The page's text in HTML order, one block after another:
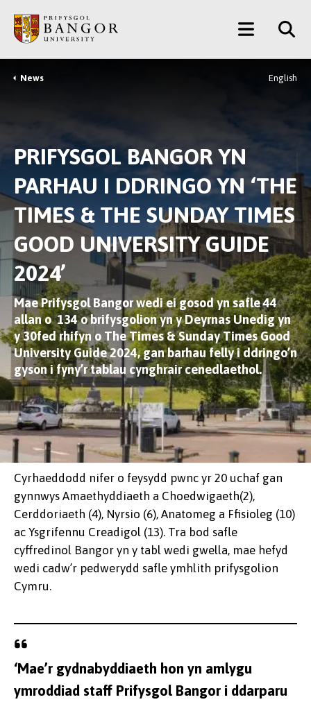
Prif
Gynnwys
Main
Menu
Breadcrumb
News English
PRIFYSGOL BANGOR YN
PARHAU I DDRINGO YN ‘THE
TIMES & THE SUNDAY TIMES
GOOD UNIVERSITY GUIDE
2024’
Mae Prifysgol Bangor wedi ei gosod yn safle 44
allan o 134 o brifysgolion yn y Deyrnas Unedig yn
y 30fed rhifyn o The Times & Sunday Times Good
University Guide 2024, gan barhau felly i ddringo’n
gyson i fyny’r tablau cynghrair cenedlaethol.
Cyrhaeddodd nifer o feysydd pwnc yr 20 uchaf gan
gynnwys Amaethyddiaeth a Choedwigaeth(2),
Cerddoriaeth (4), Nyrsio (6), Anatomeg a Ffisioleg (10)
ac Ysgrifennu Creadigol (13). Tra bod safle
cyffredinol Bangor yn y tabl wedi gwella, mae hefyd
wedi cadw’r pedwerydd safle ymhlith prifysgolion
Cymru.
‘Mae’r gydnabyddiaeth hon yn amlygu
ymroddiad staff Prifysgol Bangor i ddarparu